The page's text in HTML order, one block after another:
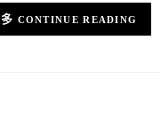
CONTINUE READING